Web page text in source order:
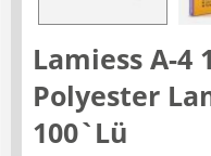
Lamiess A-4
Polyester
100`Lü